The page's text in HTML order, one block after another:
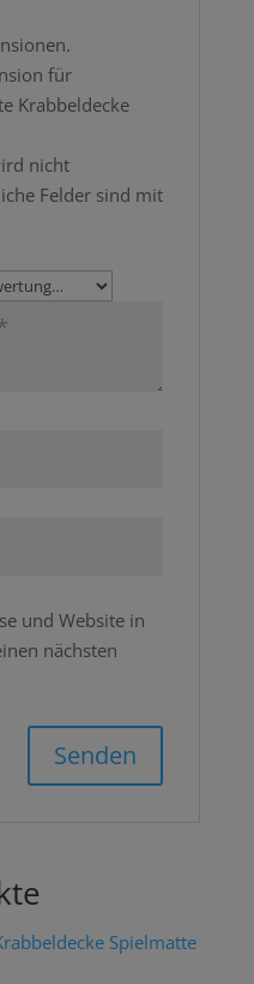
für
Krabbeldecke
nicht
Felder sind mit
und Website in
nächsten